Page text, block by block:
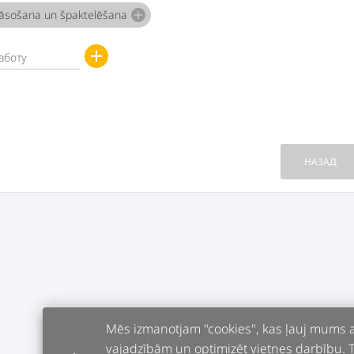
un špaktelēšana add
add
НАЗАД
Mēs izmanotjam "cookies", kas ļauj
vajadzībām un optimizēt vietnes darbību.